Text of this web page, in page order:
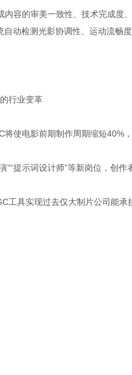
容的审美一致性、技术完成度
自动检测光影协调性、运动流畅
行业变革
将使电影前期制作周期缩短40%
”“提示词设计师”等新岗位，创
工具实现过去仅大制片公司能